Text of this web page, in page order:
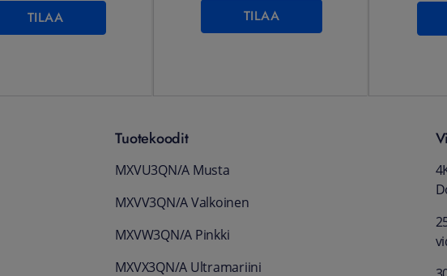
TILAA TILAA
Tuotekoodit
MXVU3QN/A Musta
MXVV3QN/A Valkoinen
MXVW3QN/A Pinkki
MXVX3QN/A Ultramariini